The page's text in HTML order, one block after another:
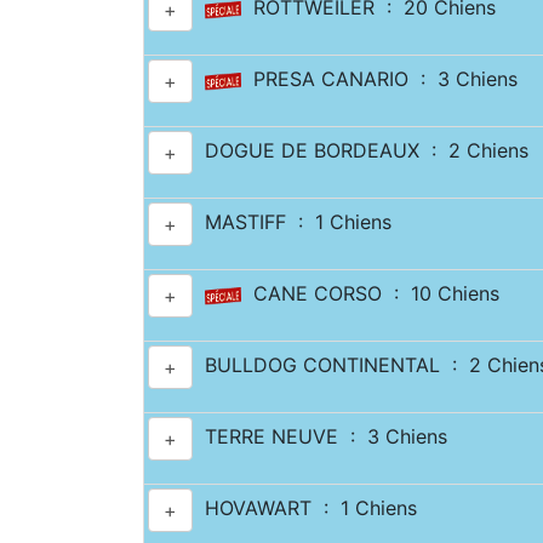
+ ROTTWEILER : 20 Chiens
+ PRESA CANARIO : 3 Chiens
+ DOGUE DE BORDEAUX : 2 Chiens
+ MASTIFF : 1 Chiens
+ CANE CORSO : 10 Chiens
+ BULLDOG CONTINENTAL : 2
+ TERRE NEUVE : 3 Chiens
+ HOVAWART : 1 Chiens